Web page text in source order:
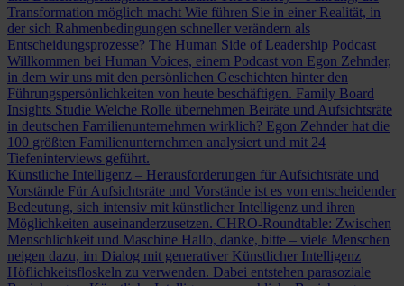
Transformation möglich macht Wie führen Sie in einer Realität, in
der sich Rahmenbedingungen schneller verändern als
Entscheidungsprozesse? The Human Side of Leadership Podcast
Willkommen bei Human Voices, einem Podcast von Egon Zehnder,
in dem wir uns mit den persönlichen Geschichten hinter den
Führungspersönlichkeiten von heute beschäftigen. Family Board
Insights Studie Welche Rolle übernehmen Beiräte und Aufsichtsräte
in deutschen Familienunternehmen wirklich? Egon Zehnder hat die
100 größten Familienunternehmen analysiert und mit 24
Tiefeninterviews geführt.
Künstliche Intelligenz – Herausforderungen für Aufsichtsräte und
Vorstände Für Aufsichtsräte und Vorstände ist es von entscheidender
Bedeutung, sich intensiv mit künstlicher Intelligenz und ihren
Möglichkeiten auseinanderzusetzen. CHRO-Roundtable: Zwischen
Menschlichkeit und Maschine Hallo, danke, bitte – viele Menschen
neigen dazu, im Dialog mit generativer Künstlicher Intelligenz
Höflichkeitsfloskeln zu verwenden. Dabei entstehen parasoziale